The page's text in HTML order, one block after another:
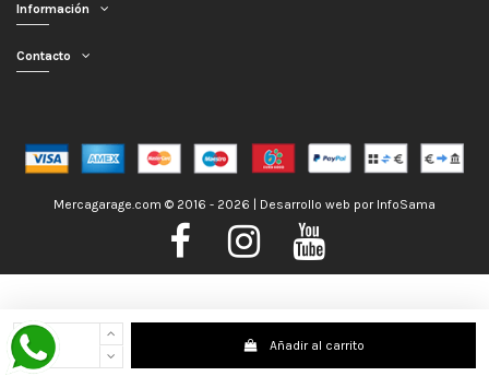
Nos encontramos de Vacaciones, no obstante los pedidos hechos se
despacharán con normalidad; usted puede hacer su pedido y le será enviado en
la mayor brevedad posible. Saludos.
Añadir al carrito
Información
Contacto
Mercagarage.com © 2016 - 2026 | Desarrollo web por InfoSama